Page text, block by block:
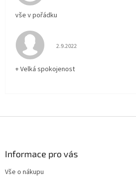
vše v pořádku
Hodnocení obchodu je 5 z 5
2.9.2022
+ Velká spokojenost
Informace pro vás
Vše o nákupu